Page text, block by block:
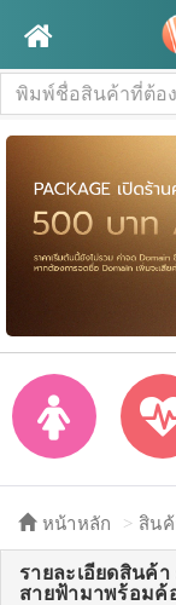
หน้าหลัก สิน
รายละเอียดสินค้า
สายฟ้ามาพร้อมค้